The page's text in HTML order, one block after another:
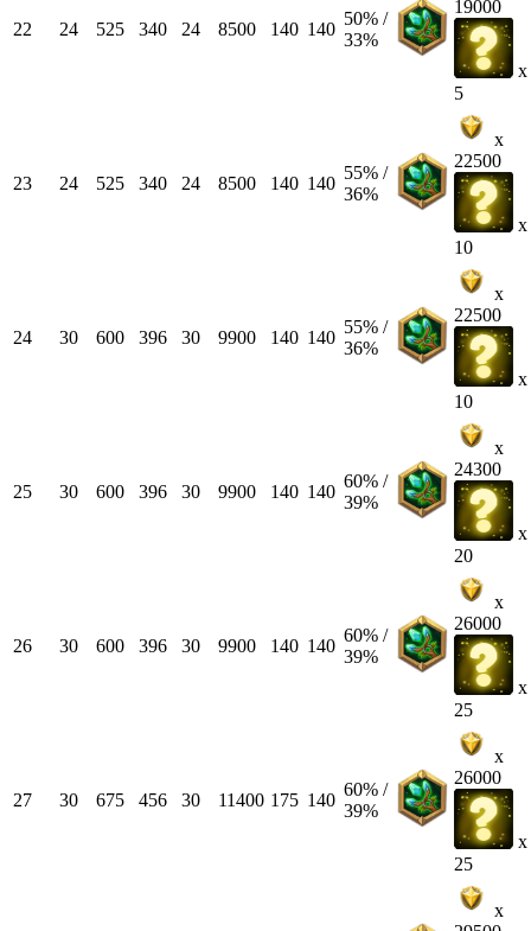
22 24 525 340 24 8500 140 140
50% /
33%
19000
x
5
23 24 525 340 24 8500 140 140
55% /
36%
x
22500
x
10
24 30 600 396 30 9900 140 140
55% /
36%
x
22500
x
10
25 30 600 396 30 9900 140 140
60% /
39%
x
24300
x
20
26 30 600 396 30 9900 140 140
60% /
39%
x
26000
x
25
27 30 675 456 30 11400 175 140
60% /
39%
x
26000
x
25
x